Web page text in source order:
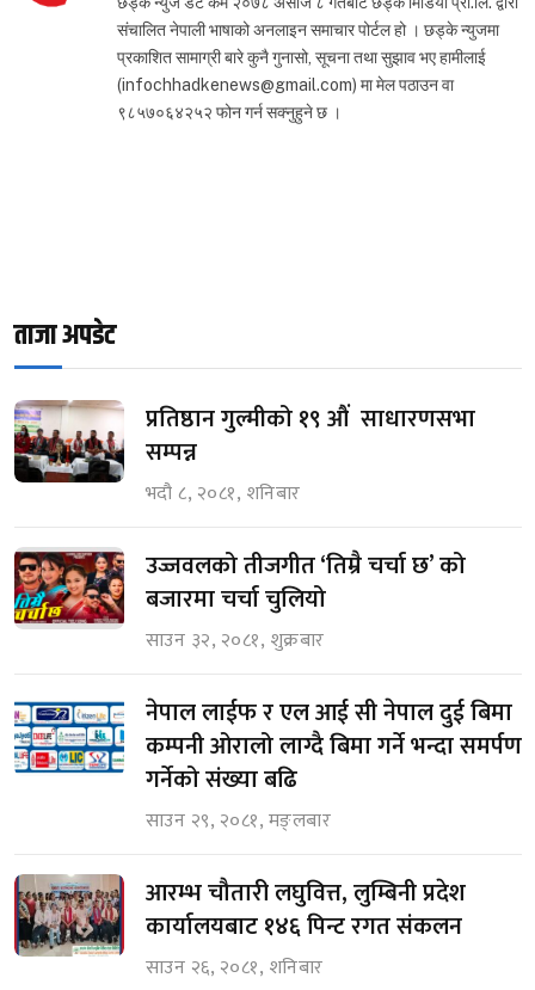
संचालित नेपाली भाषाको अनलाइन समाचार पोर्टल हो । छड्के न्युजमा
प्रकाशित सामाग्री बारे कुनै गुनासो, सूचना तथा सुझाव भए हामीलाई
(infochhadkenews@gmail.com) मा मेल पठाउन वा
९८५७०६४२५२ फोन गर्न सक्नुहुने छ ।
ताजा अपडेट
प्रतिष्ठान गुल्मीको १९ औं साधारणसभा
सम्पन्न
भदौ ८, २०८१, शनिबार
उज्जवलको तीजगीत ‘तिम्रै चर्चा छ’ को
बजारमा चर्चा चुलियो
साउन ३२, २०८१, शुक्रबार
नेपाल लाईफ र एल आई सी नेपाल दुई बिमा
कम्पनी ओरालो लाग्दै बिमा गर्ने भन्दा समर्पण
गर्नेको संख्या बढि
साउन २९, २०८१, मङ्लबार
आरम्भ चौतारी लघुवित्त, लुम्बिनी प्रदेश
कार्यालयबाट १४६ पिन्ट रगत संकलन
साउन २६, २०८१, शनिबार